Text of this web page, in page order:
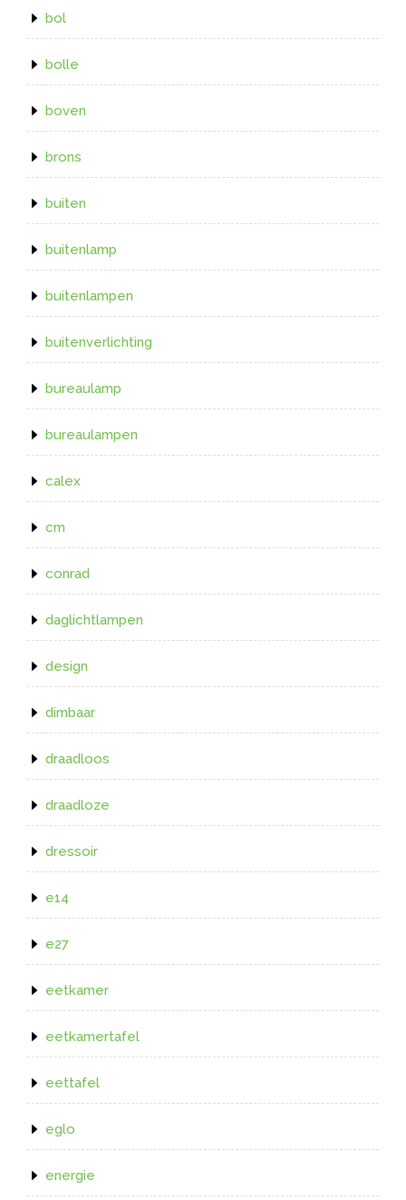
bol
bolle
boven
brons
buiten
buitenlamp
buitenlampen
buitenverlichting
bureaulamp
bureaulampen
calex
cm
conrad
daglichtlampen
design
dimbaar
draadloos
draadloze
dressoir
e14
e27
eetkamer
eetkamertafel
eettafel
eglo
energie